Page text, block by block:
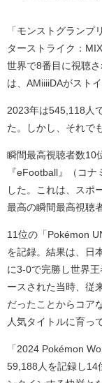
「モンストグランプ
ターストライク：
世界で8番目に視聴
は、AMiiiiDAがスト
2023年は545,118人
た。しかし、それで
瞬間最高視聴者数10
『eFootball』（コ
した。これは、スポ
最高の瞬間最高視聴
11位の「Pokémon
を記録。結果は、日
に3-0で完勝し世界
ースされた当時、従
だったことからコア
人気タイトルに育っ
「2024 Pokémon
59,188人を記録し14